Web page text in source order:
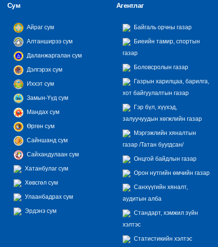
Сум
Айраг сум
Алтанширээ сум
Даланжаргалан сум
Дэлгэрэх сум
Иххэт сум
Замын-Үүд сум
Мандах сум
Өргөн сум
Сайншанд сум
Сайхандулаан сум
Хатанбулаг сум
Хөвсгөл сум
Улаанбадрах сум
Эрдэнэ сум
Агентлаг
Байгаль орчны газар
Биеийн тамир, спортын
газар
Боловсролын газар
Газрын харилцаа, барилга,
хот байгуулалтын газар
Гэр бүл, хүүхэд,
залуучуудын хөгжлийн газар
Мэргэжлийн хяналтын
газар /Татан буугдсан/
Онцгой байдлын газар
Орон нутгийн өмчийн газар
Санхүүгийн хяналт,
аудитын алба
Стандарт, хэмжил зүйн
хэлтэс
Статистикийн хэлтэс